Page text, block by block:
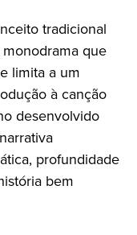
tradicional
que
limita a um
à canção
desenvolvido
profundidade
bem